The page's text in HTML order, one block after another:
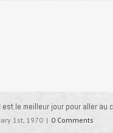
est le meilleur jour pour aller au
1st, 1970 | 0 Comments